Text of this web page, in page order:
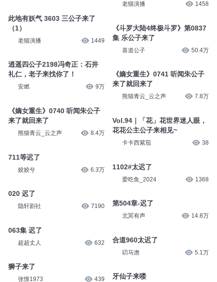
此地有妖气 3603 三公子来了
（1）
老猫演播 1449
逍遥四公子2198冯奇正：石井
礼仁，老子来找你了！
安燃 9万
《嫡女重生》0740 听闻朱公子
来了就回来了
熊猫青云_云之声 8.4万
711等迟了
姣姣兮 6.3万
020 迟了
隐轩剧社 7190
063集 迟了
超超丈人 632
狮子来了
张憬1973 439
老猫演播 1458
《斗罗大陆4终极斗罗》第0837
集 乐公子来了
喜道公子 50.4万
《嫡女重生》0741 听闻朱公子
来了就回来了
熊猫青云_云之声 7.8万
Vol.94｜「花」花世界迷人眼，
花花公主公子来相见~
卡卡西紫茄 38
1102#太迟了
爱吃鱼_2024 1368
第504章-迟了
北冥有声 14.8万
合道960太迟了
叨马澹 5.1万
牙仙子来喽